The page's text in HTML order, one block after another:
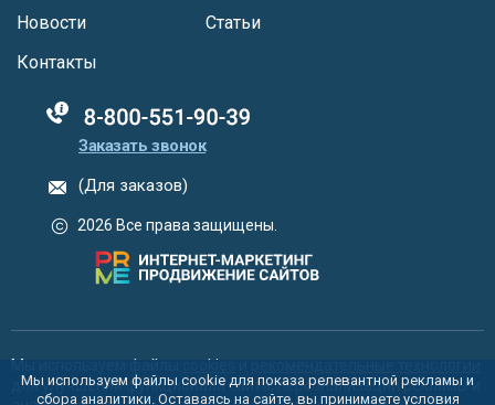
Новости
Статьи
Контакты
88005555550
Заказать звонок
(Для заказов)
2026 Все права защищены.
Мы используем файлы cookies
для улучшения функционала сайта, персонализации рекламы и
Мы используем файлы cookie для показа релевантной рекламы и
сбора аналитики. Оставаясь на сайте, вы принимаете условия